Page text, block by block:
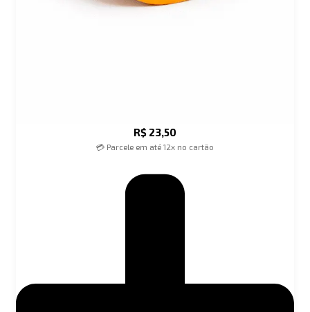
R$ 23,50
💳 Parcele em até 12x no cartão